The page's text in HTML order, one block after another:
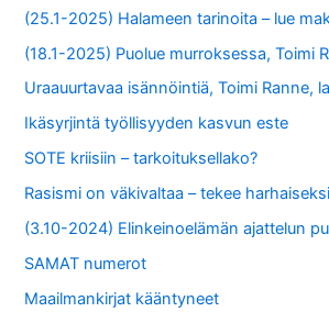
(25.1-2025) Halameen tarinoita – lue
(18.1-2025) Puolue murroksessa, Toimi
Uraauurtavaa isännöintiä, Toimi Ranne,
Ikäsyrjintä työllisyyden kasvun este
SOTE kriisiin – tarkoituksellako?
Rasismi on väkivaltaa – tekee harhaiseksi
(3.10-2024) Elinkeinoelämän ajattelun
SAMAT numerot
Maailmankirjat kääntyneet